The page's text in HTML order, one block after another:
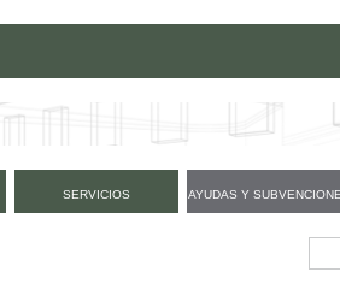
SERVICIOS AYUDAS Y